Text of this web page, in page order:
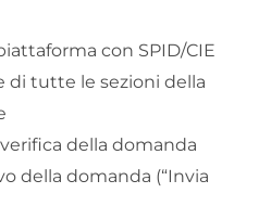
con SPID/CIE
di tutte le sezioni della
della domanda
della domanda (“Invia